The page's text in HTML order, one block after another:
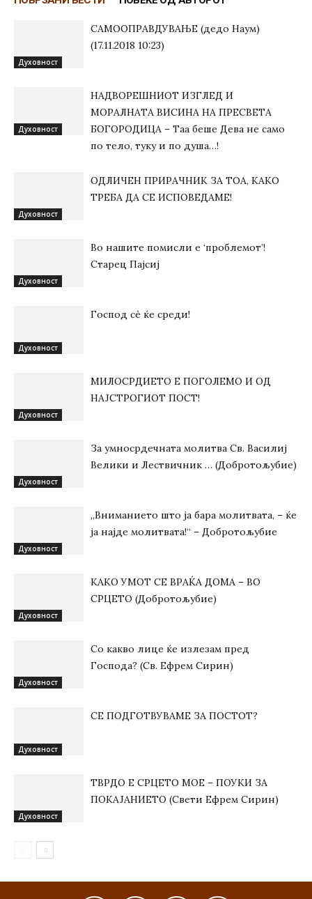
Духовност
САМООПРАВДУВАЊЕ (дедо Наум)
(17.11.2018 10:23)
Духовност
НАДВОРЕШНИОТ ИЗГЛЕД И
МОРАЛНАТА ВИСИНА HA ПРЕСВЕТА
БОГОРОДИЦА – Таа беше Дева не само
по тело, туку и по душа…!
Духовност
ОДЛИЧЕН ПРИРАЧНИК ЗА ТОА, КАКО
ТРЕБА ДА СЕ ИСПОВЕДАМЕ!
Духовност
Во нашите помисли е ‘проблемот’!
Старец Пајсиј
Духовност
Господ сѐ ќе среди!
Духовност
МИЛОСРДИЕТО Е ПОГОЛЕМО И ОД
НАЈСТРОГИОТ ПОСТ!
Духовност
За умносрдечната молитва Св. Василиј
Велики и Лествичник … (Добротољубие)
Духовност
„Вниманието што jа бара молитвата, – ќе
jа најде молитвата!“ – Добротољубие
Духовност
КАКО УМОТ СЕ ВРАЌА ДОМА – ВО
СРЦЕТО (Добротољубие)
Духовност
Со какво лице ќе излезам пред
Господа? (Св. Ефрем Сирин)
Духовност
СЕ ПОДГОТВУВАМЕ ЗА ПОСТОТ?
Духовност
ТВРДО Е СРЦЕТО МОЕ – ПОУКИ ЗА
ПОКАЈАНИЕТО (Свети Ефрем Сирин)